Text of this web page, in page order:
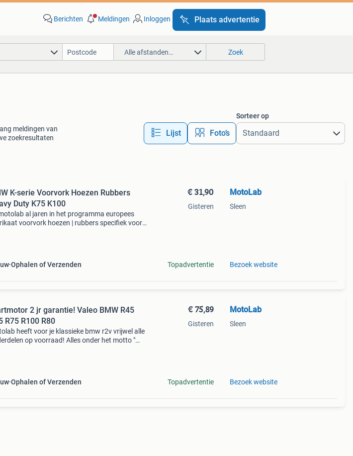
Berichten Meldingen Inloggen Plaats advertentie
Alle afstanden… Zoek
meldingen van
zoekresultaten
Lijst Foto’s
Sorteer op
K-serie Voorvork Hoezen Rubbers
Duty K75 K100
al jaren in het programma europees
voorvork hoezen | rubbers specifiek voor
Ophalen of Verzenden
€ 31,90
Gisteren
Topadvertentie
MotoLab
Sleen
Bezoek website
2 jr garantie! Valeo BMW R45
R75 R100 R80
heeft voor je klassieke bmw r2v vrijwel alle
op voorraad! Alles onder het motto "
Ophalen of Verzenden
€ 75,89
Gisteren
Topadvertentie
MotoLab
Sleen
Bezoek website